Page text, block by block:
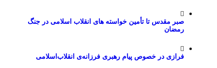
صبر مقدس تا تأمین خواسته های انقلاب اسلامی در جنگ
رمضان
فرازی در خصوص پیام رهبری فرزانه‌ی انقلاب‌اسلامی